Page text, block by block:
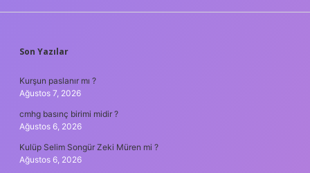
SIDEBAR
Son Yazılar
Kurşun paslanır mı ?
Ağustos 7, 2026
cmhg basınç birimi midir ?
Ağustos 6, 2026
Kulüp Selim Songür Zeki Müren mi ?
Ağustos 6, 2026